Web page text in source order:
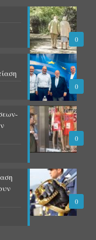
0
0
0
0